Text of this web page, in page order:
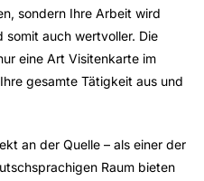
sondern Ihre Arbeit wird
somit auch wertvoller. Die
eine Art Visitenkarte im
gesamte Tätigkeit aus und
an der Quelle – als einer der
Raum bieten